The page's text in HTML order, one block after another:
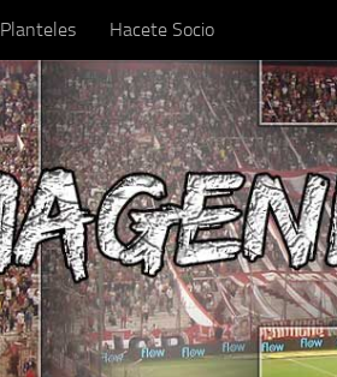
Planteles Hacete Socio